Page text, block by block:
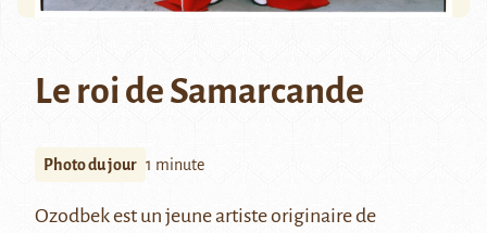
Le roi de Samarcande
Photo du jour 1 minute
Ozodbek est un jeune artiste originaire de